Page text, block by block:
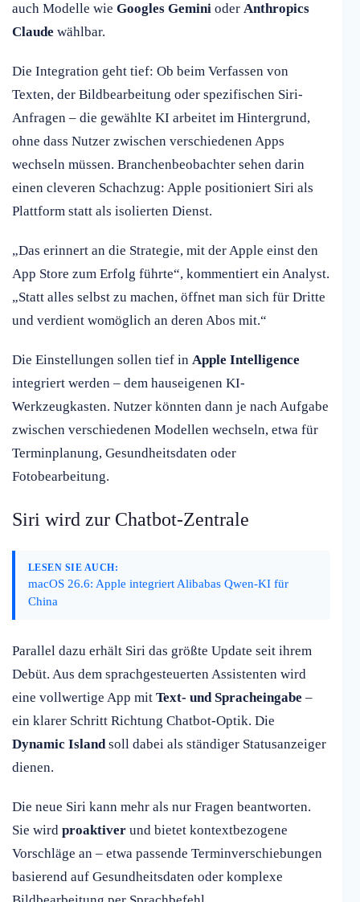
auch Modelle wie Googles Gemini oder Anthropics
Claude wählbar.
Die Integration geht tief: Ob beim Verfassen von
Texten, der Bildbearbeitung oder spezifischen Siri-
Anfragen – die gewählte KI arbeitet im Hintergrund,
ohne dass Nutzer zwischen verschiedenen Apps
wechseln müssen. Branchenbeobachter sehen darin
einen cleveren Schachzug: Apple positioniert Siri als
Plattform statt als isolierten Dienst.
„Das erinnert an die Strategie, mit der Apple einst den
App Store zum Erfolg führte“, kommentiert ein Analyst.
„Statt alles selbst zu machen, öffnet man sich für Dritte
und verdient womöglich an deren Abos mit.“
Die Einstellungen sollen tief in Apple Intelligence
integriert werden – dem hauseigenen KI-
Werkzeugkasten. Nutzer könnten dann je nach Aufgabe
zwischen verschiedenen Modellen wechseln, etwa für
Terminplanung, Gesundheitsdaten oder
Fotobearbeitung.
Siri wird zur Chatbot-Zentrale
LESEN SIE AUCH:
macOS 26.6: Apple integriert Alibabas Qwen-KI für
China
Parallel dazu erhält Siri das größte Update seit ihrem
Debüt. Aus dem sprachgesteuerten Assistenten wird
eine vollwertige App mit Text- und Spracheingabe –
ein klarer Schritt Richtung Chatbot-Optik. Die
Dynamic Islandsoll dabei als ständiger Statusanzeiger
dienen.
Die neue Siri kann mehr als nur Fragen beantworten.
Sie wird proaktiver und bietet kontextbezogene
Vorschläge an – etwa passende Terminverschiebungen
basierend auf Gesundheitsdaten oder komplexe